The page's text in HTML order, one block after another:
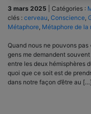
3 mars 2025 Catégories :
clés : cerveau Conscience
Métaphore Métaphore de la
Quand nous ne pouvons
gens me demandent
entre les deux hémisphères
quoi que ce soit est de
dans notre façon d’être au […]